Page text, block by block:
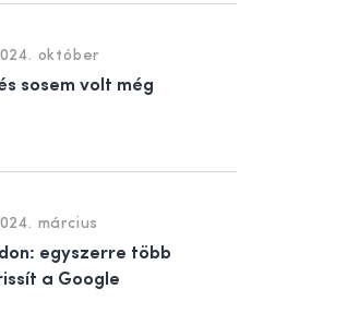
október
sosem volt még
március
egyszerre több
a Google